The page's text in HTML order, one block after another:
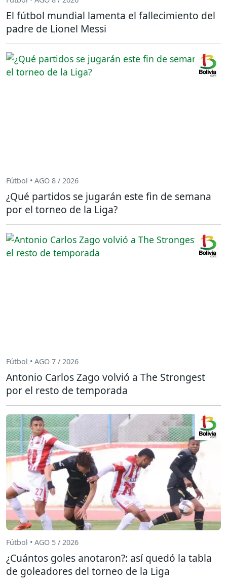
El fútbol mundial lamenta el fallecimiento del
padre de Lionel Messi
Fútbol • AGO 8 / 2026
¿Qué partidos se jugarán este fin de semana
por el torneo de la Liga?
Fútbol • AGO 7 / 2026
Antonio Carlos Zago volvió a The Strongest
por el resto de temporada
Fútbol • AGO 5 / 2026
¿Cuántos goles anotaron?: así quedó la tabla
de goleadores del torneo de la Liga